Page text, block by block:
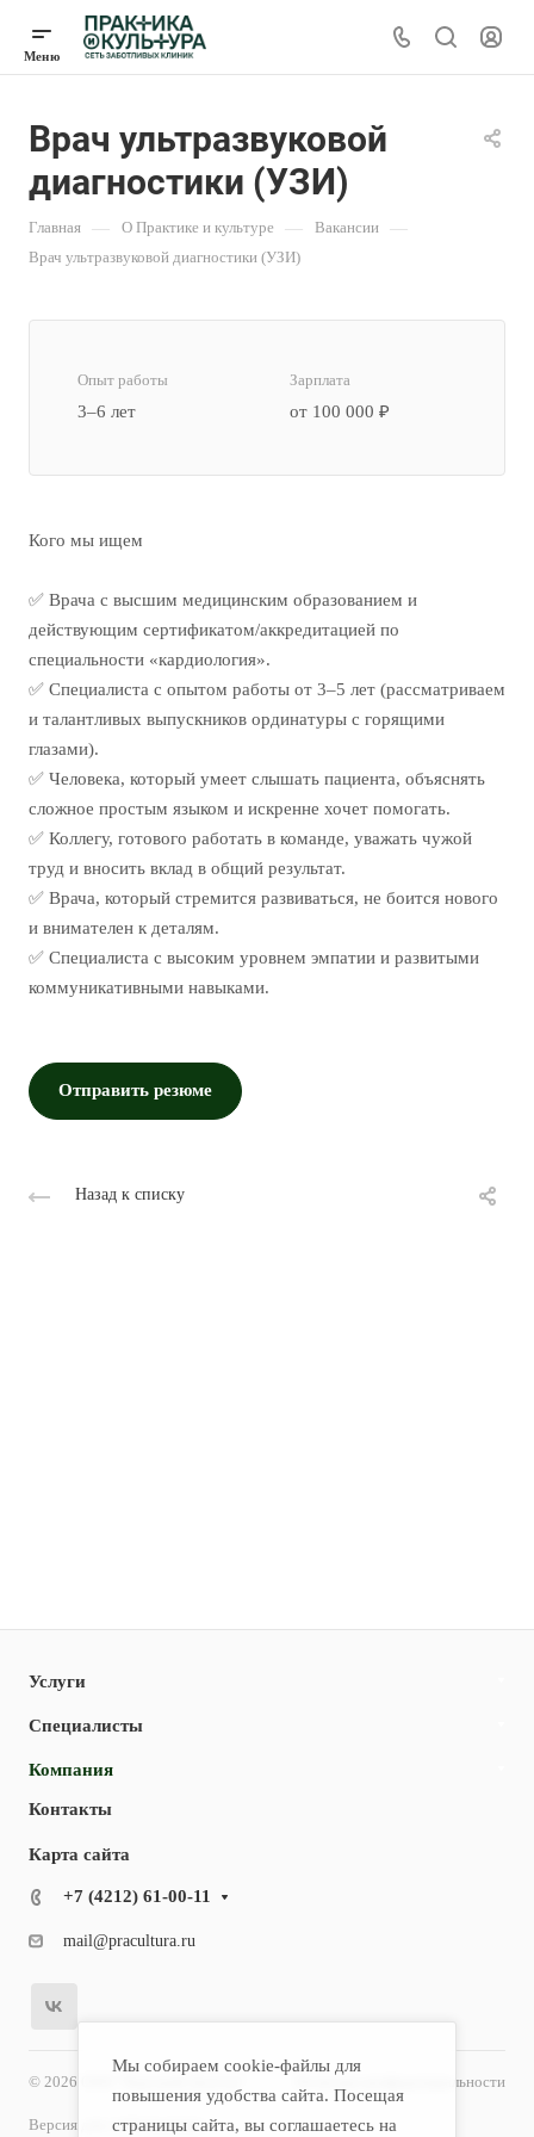
Врач ультразвуковой
диагностики (УЗИ)
Главная — О Практике и культуре — Вакансии —
Врач ультразвуковой диагностики (УЗИ)
Опыт работы
3–6 лет
Зарплата
от 100 000 ₽
Кого мы ищем
✅ Врача с высшим медицинским образованием и
действующим сертификатом/аккредитацией по
специальности «кардиология».
✅ Специалиста с опытом работы от 3–5 лет (рассматриваем
и талантливых выпускников ординатуры с горящими
глазами).
✅ Человека, который умеет слышать пациента, объяснять
сложное простым языком и искренне хочет помогать.
✅ Коллегу, готового работать в команде, уважать чужой
труд и вносить вклад в общий результат.
✅ Врача, который стремится развиваться, не боится нового
и внимателен к деталям.
✅ Специалиста с высоким уровнем эмпатии и развитыми
коммуникативными навыками.
Отправить резюме
Назад к списку
Услуги
Специалисты
Компания
Контакты
Карта сайта
+7 (4212) 61-00-11
mail@pracultura.ru
© 2026 ООО "Хороший Доктор" Политика конфиденциальности
Версия для слабовидящих
Мы собираем cookie-файлы для
повышения удобства сайта. Посещая
страницы сайта, вы соглашаетесь на